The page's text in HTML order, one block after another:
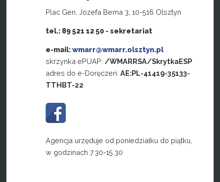
Plac Gen. Józefa Bema 3, 10-516 Olsztyn
tel.: 89 521 12 50 - sekretariat
e-mail:wmarr@wmarr.olsztyn.pl
skrzynka ePUAP: /WMARRSA/SkrytkaESP
adres do e-Doręczeń:AE:PL-41419-35133-
TTHBT-22
Agencja urzęduje od poniedziałku do piątku,
w godzinach 7.30-15.30